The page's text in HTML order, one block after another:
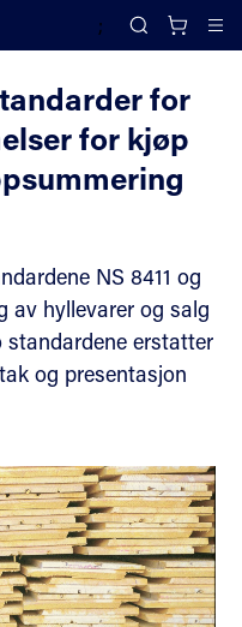
;
Search
for
for kjøp
NS 8411 og
av hyllevarer og salg
standardene erstatter
og presentasjon